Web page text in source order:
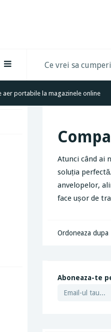
portabile la magazinele online
Atunci când ai
soluția
anvelopelor,
face ușor de
Ordoneaza dupa
Aboneaza-te